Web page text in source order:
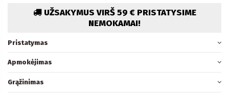
UŽSAKYMUS VIRŠ 59 € PRISTATYSIME
NEMOKAMAI!
Pristatymas
Apmokėjimas
Grąžinimas